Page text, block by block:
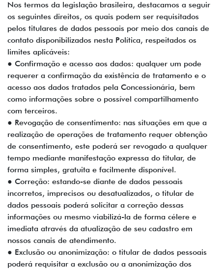
Nos termos da legislação brasileira, destacamos a seguir
os seguintes direitos, os quais podem ser requisitados
pelos titulares de dados pessoais por meio dos canais de
contato disponibilizados nesta Política, respeitados os
limites aplicáveis:
● Confirmação e acesso aos dados: qualquer um pode
requerer a confirmação da existência de tratamento e o
acesso aos dados tratados pela Concessionária, bem
como informações sobre o possível compartilhamento
com terceiros.
● Revogação de consentimento: nas situações em que a
realização de operações de tratamento requer obtenção
de consentimento, este poderá ser revogado a qualquer
tempo mediante manifestação expressa do titular, de
forma simples, gratuita e facilmente disponível.
● Correção: estando-se diante de dados pessoais
incorretos, imprecisos ou desatualizados, o titular de
dados pessoais poderá solicitar a correção dessas
informações ou mesmo viabilizá-la de forma célere e
imediata através da atualização de seu cadastro em
nossos canais de atendimento.
● Exclusão ou anonimização: o titular de dados pessoais
poderá requisitar a exclusão ou a anonimização dos